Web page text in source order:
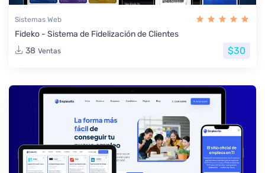
Sistemas Web
Fideko - Sistema de Fidelización de Clientes
38 Ventas $30